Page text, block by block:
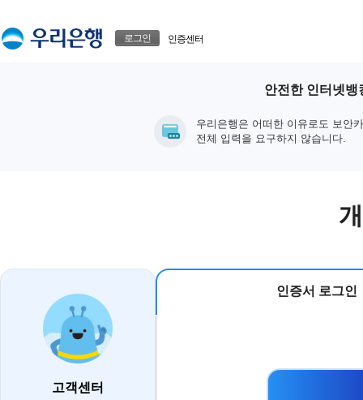
로그인 인증센터
안전한 인터넷뱅
우리은행은 어떠한 이유로도 보안
전체 입력을 요구하지 않습니다.
고객센터
인증서 로그인